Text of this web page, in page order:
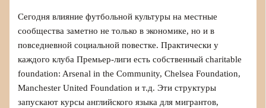
Сегодня влияние футбольной культуры на местные
сообщества заметно не только в экономике, но и в
повседневной социальной повестке. Практически у
каждого клуба Премьер-лиги есть собственный charitable
foundation: Arsenal in the Community, Chelsea Foundation,
Manchester United Foundation и т.д. Эти структуры
запускают курсы английского языка для мигрантов,